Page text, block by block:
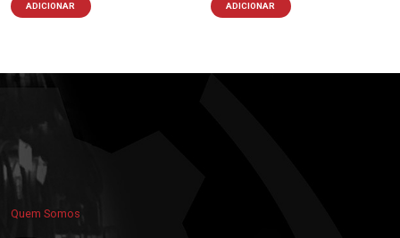
ADICIONAR ADICIONAR
Quem Somos